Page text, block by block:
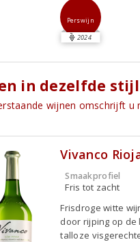
Perswijn
2024
in dezelfde stijl
wijnen omschrijft u
Vivanco
Smaakprofiel
Fris tot zacht
Frisdroge witte
door rijping op de
talloze